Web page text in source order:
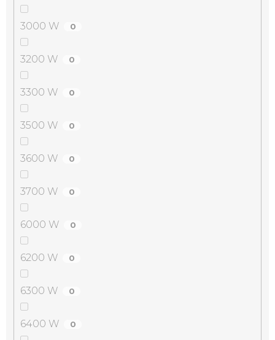
3000 W 0
3200 W 0
3300 W 0
3500 W 0
3600 W 0
3700 W 0
6000 W 0
6200 W 0
6300 W 0
6400 W 0